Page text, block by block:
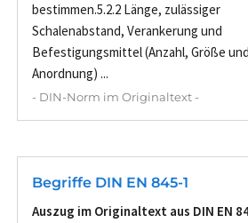
bestimmen.5.2.2 Länge, zulässiger
Schalenabstand, Verankerung und
Befestigungsmittel (Anzahl, Größe und
Anordnung) ...
- DIN-Norm im Originaltext -
Begriffe DIN EN 845-1
Auszug im Originaltext aus DIN EN